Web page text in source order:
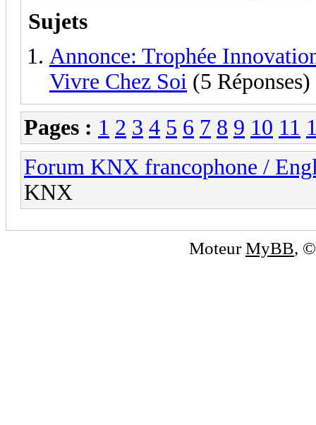
Sujets
Annonce: Trophée
Vivre Chez Soi (5 Réponses)
Pages : 1 2 3 4 5 6 7 8 9 10 11
Forum KNX francophone /
KNX
MoteurMyBB,